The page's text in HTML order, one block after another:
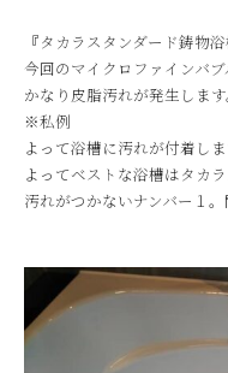
『タカラスタンダード鋳物浴
今回のマイクロファインバブ
かなり皮脂汚れが発生します
※私例
よって浴槽に汚れが付着しま
よってベストな浴槽はタカ
汚れがつかないナンバー１。